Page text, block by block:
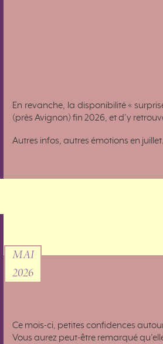
En revanche, la disponibilité «
(près Avignon) fin 2026, et d’y
Autres infos, autres émotions en
MAI
2026
Ce mois-ci, petites confidences
Vous aurez peut-être remarqué